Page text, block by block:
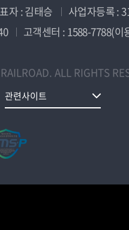
자 : 김태승 사업자등록 :
고객센터 : 1588-7788(이
ALL RIGHTS
관련사이트